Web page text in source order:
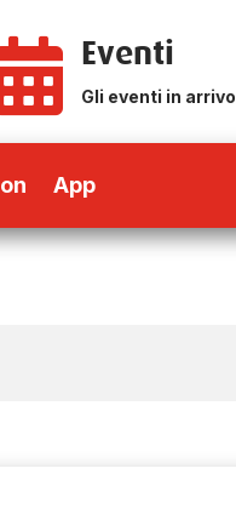
Eventi
Gli eventi in arrivo
App